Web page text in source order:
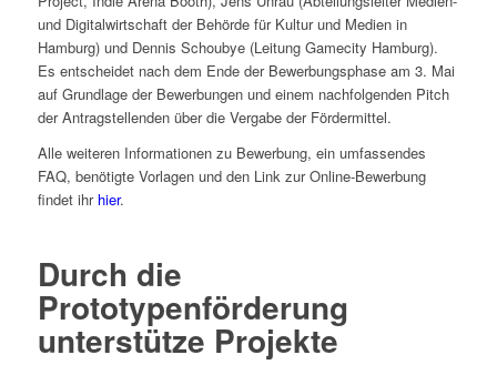
und Digitalwirtschaft der Behörde für Kultur und Medien in
Hamburg) und Dennis Schoubye (Leitung Gamecity Hamburg).
Es entscheidet nach dem Ende der Bewerbungsphase am 3. Mai
auf Grundlage der Bewerbungen und einem nachfolgenden Pitch
der Antragstellenden über die Vergabe der Fördermittel.
Alle weiteren Informationen zu Bewerbung, ein umfassendes
FAQ, benötigte Vorlagen und den Link zur Online-Bewerbung
findet ihrhier.
Durch die
Prototypenförderung
unterstütze Projekte